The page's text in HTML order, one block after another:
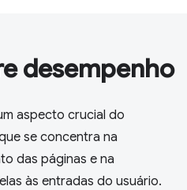
desempenho
aspecto crucial do
se concentra na
das páginas e na
às entradas do usuário.